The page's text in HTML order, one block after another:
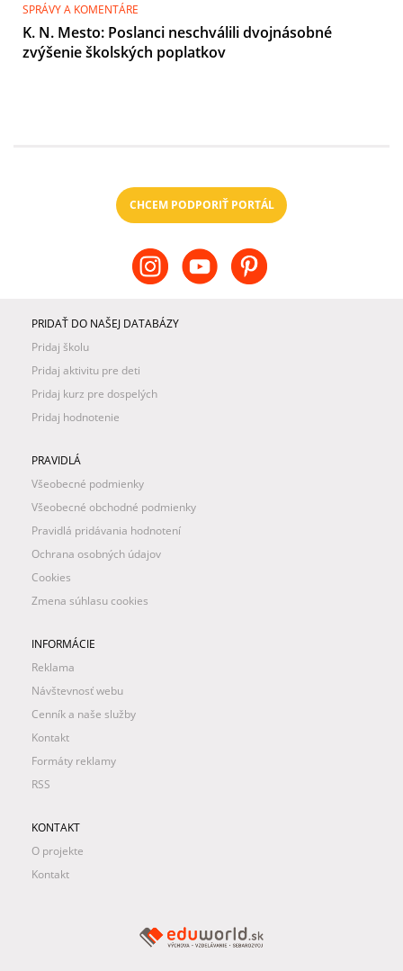
SPRÁVY A KOMENTÁRE
K. N. Mesto: Poslanci neschválili dvojnásobné
zvýšenie školských poplatkov
CHCEM PODPORIŤ PORTÁL
PRIDAŤ DO NAŠEJ DATABÁZY
Pridaj školu
Pridaj aktivitu pre deti
Pridaj kurz pre dospelých
Pridaj hodnotenie
PRAVIDLÁ
Všeobecné podmienky
Všeobecné obchodné podmienky
Pravidlá pridávania hodnotení
Ochrana osobných údajov
Cookies
Zmena súhlasu cookies
INFORMÁCIE
Reklama
Návštevnosť webu
Cenník a naše služby
Kontakt
Formáty reklamy
RSS
KONTAKT
O projekte
Kontakt